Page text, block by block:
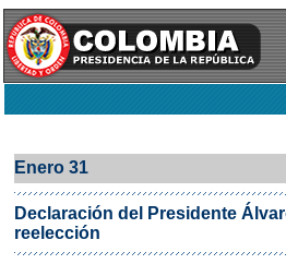
Enero 31
Declaración del Presidente
reelección